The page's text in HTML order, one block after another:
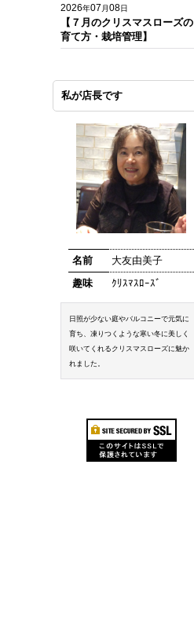
2026年07 月08日
【７月のクリスマスローズの
育て方・栽培管理】
私が店長です
名前
大友由美子
趣味
ｸﾘｽﾏｽﾛｰｽﾞ
日照が少ない庭やバルコニーで元気に
育ち、凍りつくような寒い冬に美しく
咲いてくれるクリスマスローズに魅か
れました。